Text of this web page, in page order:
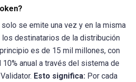
solo se emite una vez y en la misma
destinatarios de la distribución
es de 15 mil millones, con
anual a través del sistema de
Esto significa: Por cada